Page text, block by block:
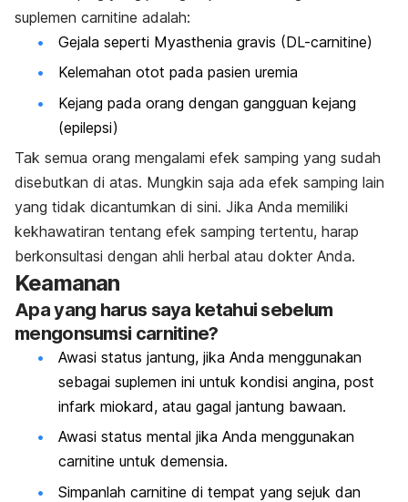
suplemen carnitine adalah:
Gejala seperti Myasthenia gravis (DL-carnitine)
Kelemahan otot pada pasien uremia
Kejang pada orang dengan gangguan kejang
(epilepsi)
Tak semua orang mengalami efek samping yang sudah
disebutkan di atas. Mungkin saja ada efek samping lain
yang tidak dicantumkan di sini. Jika Anda memiliki
kekhawatiran tentang efek samping tertentu, harap
berkonsultasi dengan ahli herbal atau dokter Anda.
Keamanan
Apa yang harus saya ketahui sebelum
mengonsumsi carnitine?
Awasi status jantung, jika Anda menggunakan
sebagai suplemen ini untuk kondisi angina, post
infark miokard, atau gagal jantung bawaan.
Awasi status mental jika Anda menggunakan
carnitine untuk demensia.
Simpanlah carnitine di tempat yang sejuk dan